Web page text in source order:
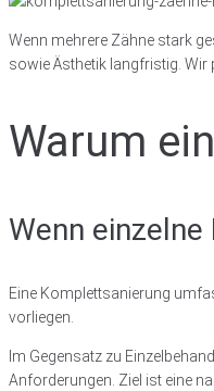
Wenn mehrere Zähne stark
sowie Ästhetik langfristig. Wir
Warum
Wenn
Eine Komplettsanierung
vorliegen.
Im Gegensatz zu
Anforderungen. Ziel ist eine